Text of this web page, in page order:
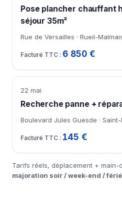
Pose plancher chauffant
séjour 35m²
Rue de Versailles · Rueil-
6 850 €
22 mai
Recherche panne +
Boulevard Jules Guesde ·
145 €
Tarifs réels, déplacement + main-
majoration soir / week-end /